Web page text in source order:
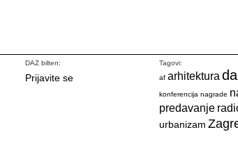
DAZ bilten:
Prijavite se
Tagovi:
af arhitektura
konferencija nagrade
predavanje
urbanizam